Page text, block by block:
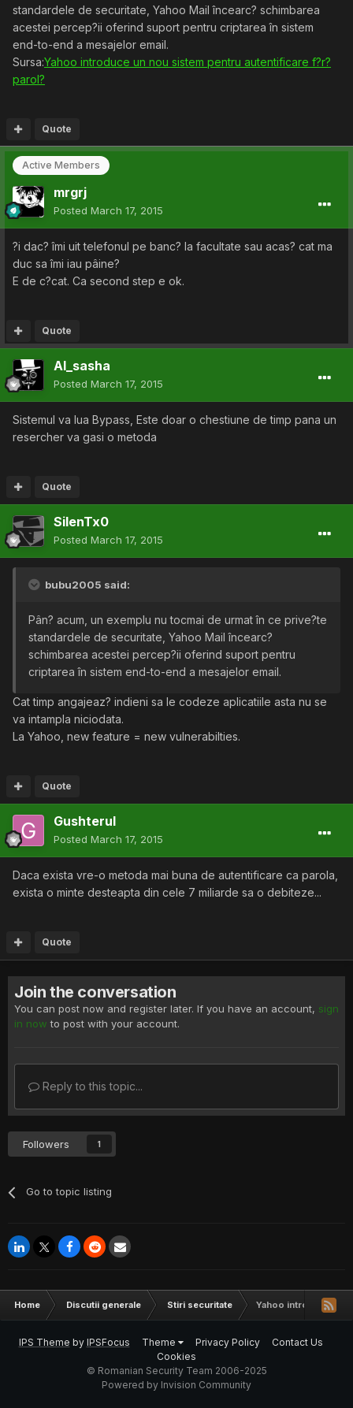
standardele de securitate, Yahoo Mail încearc? schimbarea
acestei percep?ii oferind suport pentru criptarea în sistem
end-to-end a mesajelor email.
Sursa:Yahoo introduce un nou sistem pentru autentificare f?r?
parol?
Quote
Active Members
mrgrj
Posted March 17, 2015
?i dac? îmi uit telefonul pe banc? la facultate sau acas? cat ma
duc sa îmi iau pâine?
E de c?cat. Ca second step e ok.
Quote
Al_sasha
Posted March 17, 2015
Sistemul va lua Bypass, Este doar o chestiune de timp pana un
resercher va gasi o metoda
Quote
SilenTx0
Posted March 17, 2015
bubu2005 said:
Pân? acum, un exemplu nu tocmai de urmat în ce prive?te
standardele de securitate, Yahoo Mail încearc?
schimbarea acestei percep?ii oferind suport pentru
criptarea în sistem end-to-end a mesajelor email.
Cat timp angajeaz? indieni sa le codeze aplicatiile asta nu se
va intampla niciodata.
La Yahoo, new feature = new vulnerabilties.
Quote
Gushterul
Posted March 17, 2015
Daca exista vre-o metoda mai buna de autentificare ca parola,
exista o minte desteapta din cele 7 miliarde sa o debiteze...
Quote
Join the conversation
You can post now and register later. If you have an account, sign
in now to post with your account.
Reply to this topic...
Followers 1
Go to topic listing
Home Discutii generale Stiri securitate Yahoo introduce un
IPS Theme by IPSFocus Theme Privacy Policy
Contact Us
Cookies
© Romanian Security Team 2006-2025
Powered by Invision Community